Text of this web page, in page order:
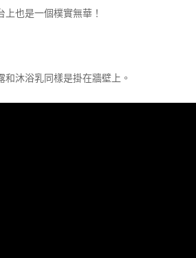
也是一個樸實無華！
沐浴乳同樣是掛在牆壁上。